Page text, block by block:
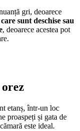
gri, deoarece
sunt deschise sau
, deoarece acestea pot
etanș, într-un loc
proaspeți și gata de
este ideal.